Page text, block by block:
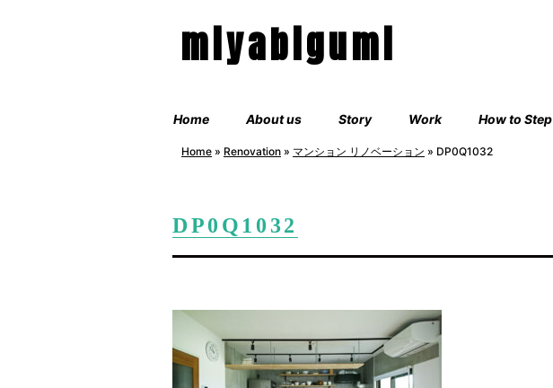
miyabigumi
Home About us Story Work How to Step
Home » Renovation » マンション リノベーション » DP0Q1032
DP0Q1032